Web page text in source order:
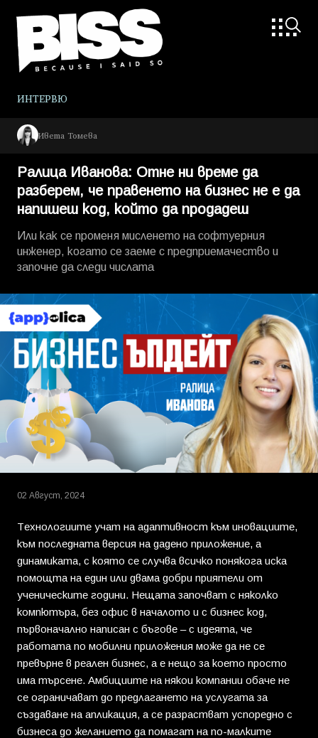
ИНТЕРВЮ
Ивета Томева
Ралица Иванова: Отне ни време да
разберем, че правенето на бизнес не е да
напишеш код, който да продадеш
Или как се променя мисленето на софтуерния
инженер, когато се заеме с предприемачество и
започне да следи числата
02 Август, 2024
Технологиите учат на адаптивност към иновациите,
към последната версия на дадено приложение, а
динамиката, с която се случва всичко понякога иска
помощта на един или двама добри приятели от
ученическите години. Нещата започват с няколко
компютъра, без офис в началото и с бизнес код,
първоначално написан с бъгове – с идеята, че
работата по мобилни приложения може да не се
превърне в реален бизнес, а е нещо за което просто
има търсене. Амбициите на някои компании обаче не
се ограничават до предлагането на услугата за
създаване на апликация, а се разрастват успоредно с
бизнеса до желанието да помагат на по-малките